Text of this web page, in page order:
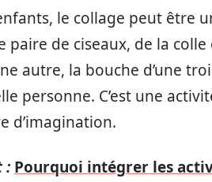
le collage peut être
paire de ciseaux, de la
autre, la bouche d’une
personne. C’est une
d’imagination.
: Pourquoi intégrer les